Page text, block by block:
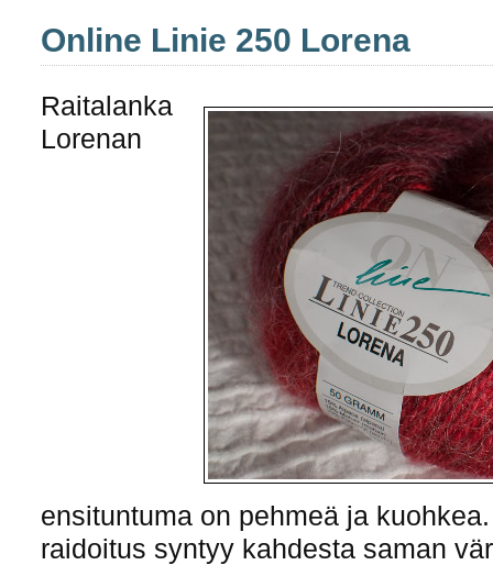
Online Linie 250 Lorena
Raitalanka
Lorenan
ensituntuma on pehmeä ja
raidoitus syntyy kahdesta saman